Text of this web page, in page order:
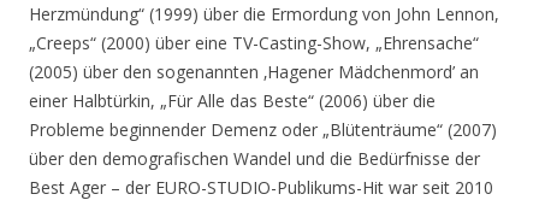
Herzmündung“ (1999) über die Ermordung von John Lennon,
„Creeps“ (2000) über eine TV-Casting-Show, „Ehrensache“
(2005) über den sogenannten ‚Hagener Mädchenmord’ an
einer Halbtürkin, „Für Alle das Beste“ (2006) über die
Probleme beginnender Demenz oder „Blütenträume“ (2007)
über den demografischen Wandel und die Bedürfnisse der
Best Ager – der EURO-STUDIO-Publikums-Hit war seit 2010